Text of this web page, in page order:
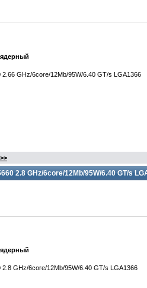
GHz/6core/12Mb/95W/6.40 GT/s LGA1366
2.8 GHz/6core/12Mb/95W/6.40 GT/s
GHz/6core/12Mb/95W/6.40 GT/s LGA1366